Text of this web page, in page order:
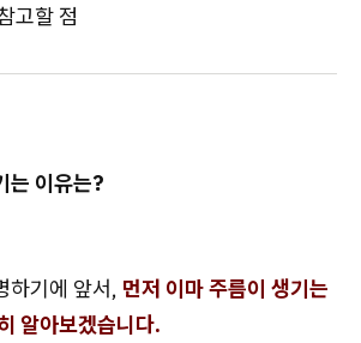
고할 점
는 이유는?
하기에 앞서, 먼저 이마 주름이 생기는
알아보겠습니다.